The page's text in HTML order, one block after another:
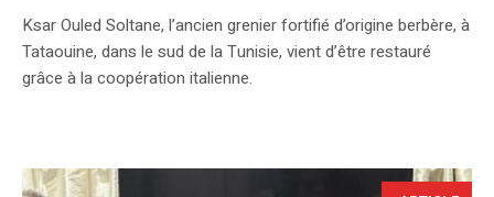
Ksar Ouled Soltane, l’ancien grenier fortifié d’origine berbère, à
Tataouine, dans le sud de la Tunisie, vient d’être restauré
grâce à la coopération italienne.